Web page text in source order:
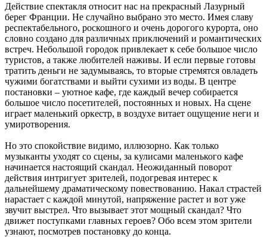
Действие спектакля относит нас на прекрасный Лазурный
берег Франции. Не случайно выбрано это место. Имея славу
респектабельного, роскошного и очень дорогого курорта, оно
словно создано для различных приключений и романтических
встреч. Небольшой городок привлекает к себе большое число
туристов, а также любителей наживы. И если первые готовы
тратить деньги не задумываясь, то вторые стремятся овладеть
чужими богатствами и выйти сухими из воды. В центре
постановки – уютное кафе, где каждый вечер собирается
большое число посетителей, постоянных и новых. На сцене
играет маленький оркестр, в воздухе витает ощущение неги и
умиротворения.
Но это спокойствие видимо, иллюзорно. Как только
музыканты уходят со сцены, за кулисами маленького кафе
начинается настоящий скандал. Неожиданный поворот
действия интригует зрителей, подогревая интерес к
дальнейшему драматическому повествованию. Накал страстей
нарастает с каждой минутой, напряжение растет и вот уже
звучит выстрел. Что вызывает этот мощный скандал? Что
движет поступками главных героев? Обо всем этом зрители
узнают, посмотрев постановку до конца.